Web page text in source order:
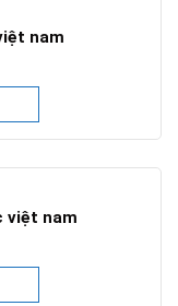
nam
việt nam